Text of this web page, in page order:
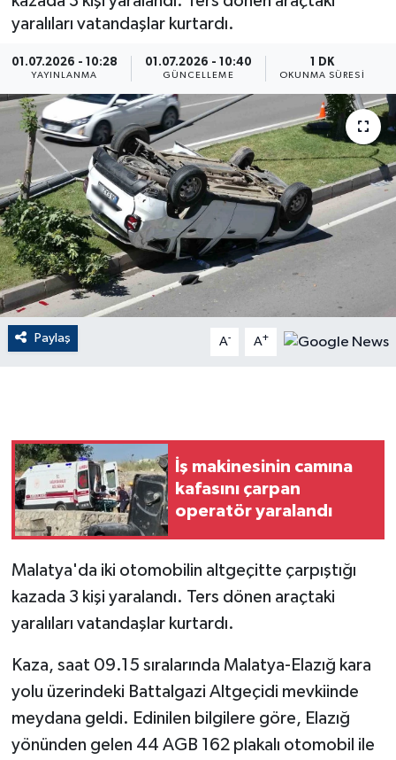
yaralıları vatandaşlar kurtardı.
01.07.2026 - 10:28
YAYINLANMA
01.07.2026 - 10:40
GÜNCELLEME
1 DK
OKUNMA SÜRESI
Paylaş A- A+
İş makinesinin camına
kafasını çarpan
operatör yaralandı
Malatya'da iki otomobilin altgeçitte çarpıştığı
kazada 3 kişi yaralandı. Ters dönen araçtaki
yaralıları vatandaşlar kurtardı.
Kaza, saat 09.15 sıralarında Malatya-Elazığ kara
yolu üzerindeki Battalgazi Altgeçidi mevkiinde
meydana geldi. Edinilen bilgilere göre, Elazığ
yönünden gelen 44 AGB 162 plakalı otomobil ile
Advertising news
ÇEVRE
Dış Haberler
Dünya
EĞİTİM
EKONOMİ
English News
Gayrimenkul
GENEL
Güvenlik
HABERDE İNSAN
İNSAN
İş Dünyası
Haber Arşivi